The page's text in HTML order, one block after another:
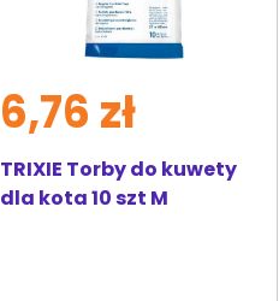
TRIXIE Torby do kuwety
dla kota 10 szt M
6,76 zł